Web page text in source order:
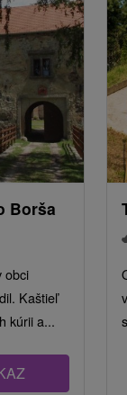
Borša
obci
Kaštieľ
kúrii a...